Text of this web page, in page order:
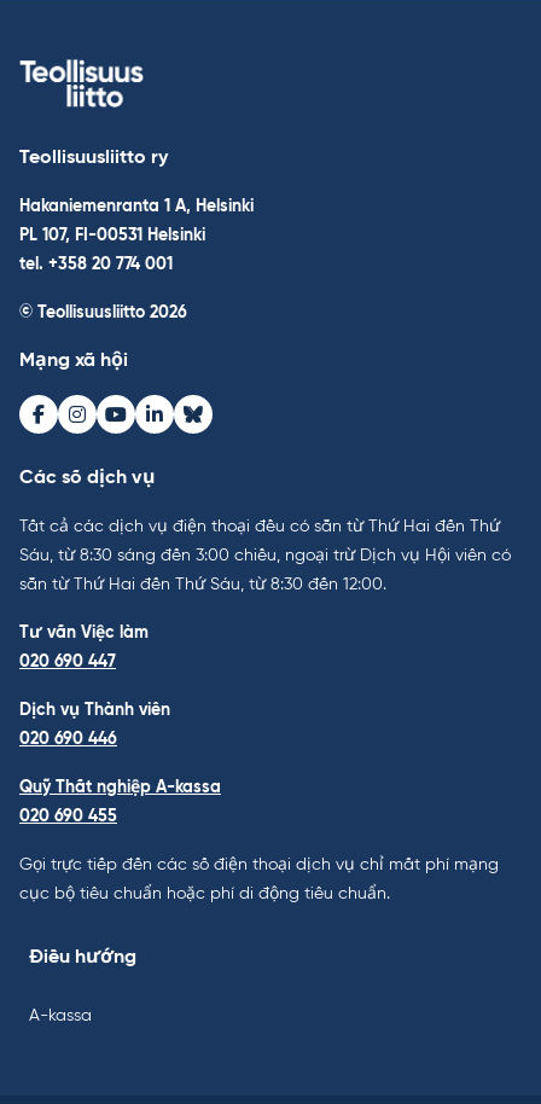
Teollisuusliitto ry
Hakaniemenranta 1 A, Helsinki
PL 107, FI-00531 Helsinki
tel. +358 20 774 001
© Teollisuusliitto 2026
Mạng xã hội
Facebook
Instagram
Youtube
LinkedInBluesky
Các số dịch vụ
Tất cả các dịch vụ điện thoại đều có sẵn từ Thứ Hai đến Thứ
Sáu, từ 8:30 sáng đến 3:00 chiều, ngoại trừ Dịch vụ Hội viên có
sẵn từ Thứ Hai đến Thứ Sáu, từ 8:30 đến 12:00.
Tư vấn Việc làm
020 690 447
Dịch vụ Thành viên
020 690 446
Quỹ Thất nghiệp A-kassa
020 690 455
Gọi trực tiếp đến các số điện thoại dịch vụ chỉ mất phí mạng
cục bộ tiêu chuẩn hoặc phí di động tiêu chuẩn.
Điều hướng
A-kassa